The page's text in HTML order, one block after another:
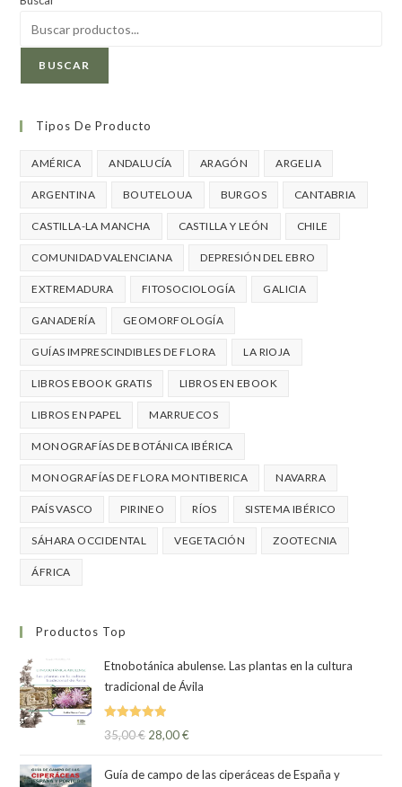
BUSCAR
Tipos De Producto
AMÉRICA ANDALUCÍA ARAGÓN ARGELIA
ARGENTINA BOUTELOUA BURGOS CANTABRIA
CASTILLA-LA MANCHA CASTILLA Y LEÓN CHILE
COMUNIDAD VALENCIANA DEPRESIÓN DEL EBRO
EXTREMADURA FITOSOCIOLOGÍA GALICIA
GANADERÍA GEOMORFOLOGÍA
GUÍAS IMPRESCINDIBLES DE FLORA LA RIOJA
LIBROS EBOOK GRATIS LIBROS EN EBOOK
LIBROS EN PAPEL MARRUECOS
MONOGRAFÍAS DE BOTÁNICA IBÉRICA
MONOGRAFÍAS DE FLORA MONTIBERICA NAVARRA
PAÍS VASCO PIRINEO RÍOS SISTEMA IBÉRICO
SÁHARA OCCIDENTAL VEGETACIÓN ZOOTECNIA
ÁFRICA
Productos Top
Etnobotánica abulense. Las plantas en la cultura
tradicional de Ávila
Valorado
35,00€ 28,00€
Guía de campo de las ciperáceas de España y